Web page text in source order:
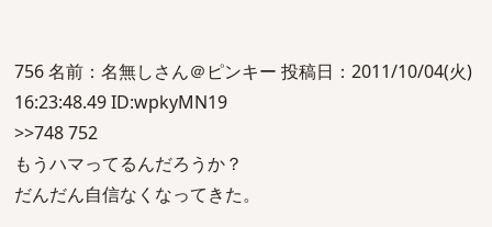
756 名前：名無しさん＠ピンキー 投稿日：2011/10/04(火)
16:23:48.49 ID:wpkyMN19
>>748 752
もうハマってるんだろうか？
だんだん自信なくなってきた。